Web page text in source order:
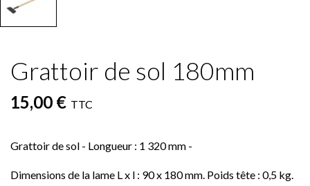
Grattoir de sol 180mm
15,00 € TTC
Grattoir de sol - Longueur : 1 320 mm -
Dimensions de la lame L x l : 90 x 180 mm. Poids tête : 0,5 kg.